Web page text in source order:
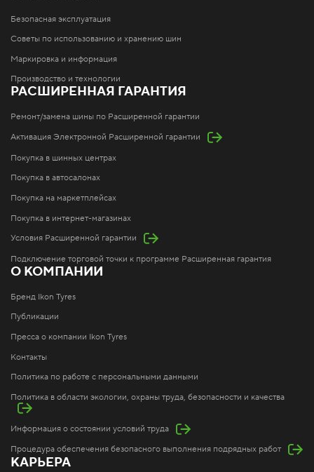
Безопасная эксплуатация
Советы по использованию и хранению шин
Маркировка и информация
Производство и технологии
РАСШИРЕННАЯ ГАРАНТИЯ
Ремонт/замена шины по Расширенной гарантии
Активация Электронной Расширенной гарантии
Покупка в шинных центрах
Покупка в автосалонах
Покупка на маркетплейсах
Покупка в интернет-магазинах
Условия Расширенной гарантии
Подключение торговой точки к программе Расширенная гарантия
О КОМПАНИИ
Бренд Ikon Tyres
Публикации
Пресса о компании Ikon Tyres
Контакты
Политика по работе с персональными данными
Политика в области экологии, охраны труда, безопасности и качества
Информация о состоянии условий труда
Процедура обеспечения безопасного выполнения подрядных работ
КАРЬЕРА